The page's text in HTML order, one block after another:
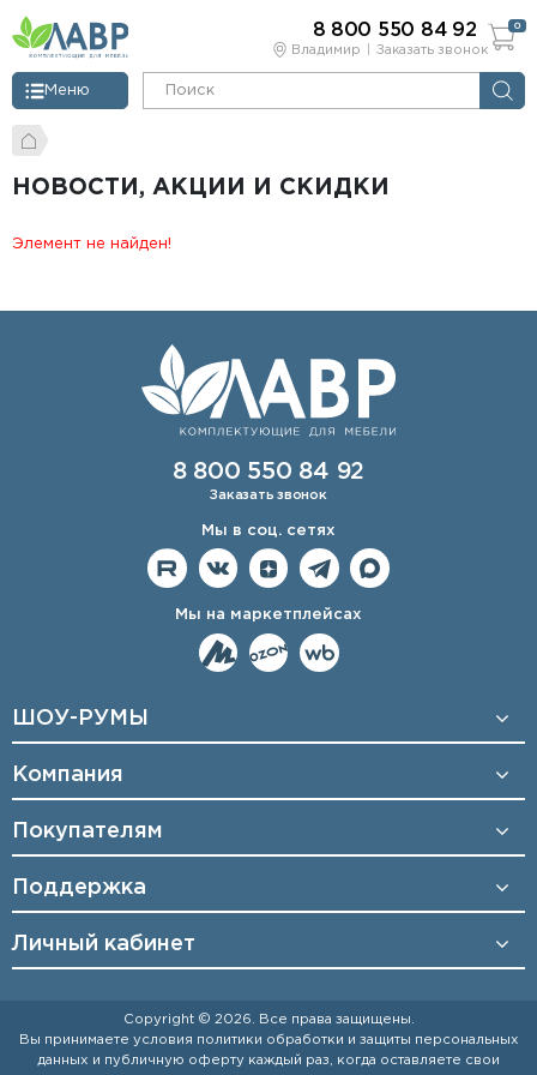
Владимир Заказать звонок
Меню
8 800 550 84 92 0
НОВОСТИ, АКЦИИ И СКИДКИ
Элемент не найден!
8 800 550 84 92
Заказать звонок
Мы в соц. сетях
Мы на маркетплейсах
ШОУ-РУМЫ
Компания
Покупателям
Поддержка
Личный кабинет
Copyright © 2026. Все права защищены.
Вы принимаете условия политики обработки и защиты персональных
данных и публичную оферту каждый раз, когда оставляете свои